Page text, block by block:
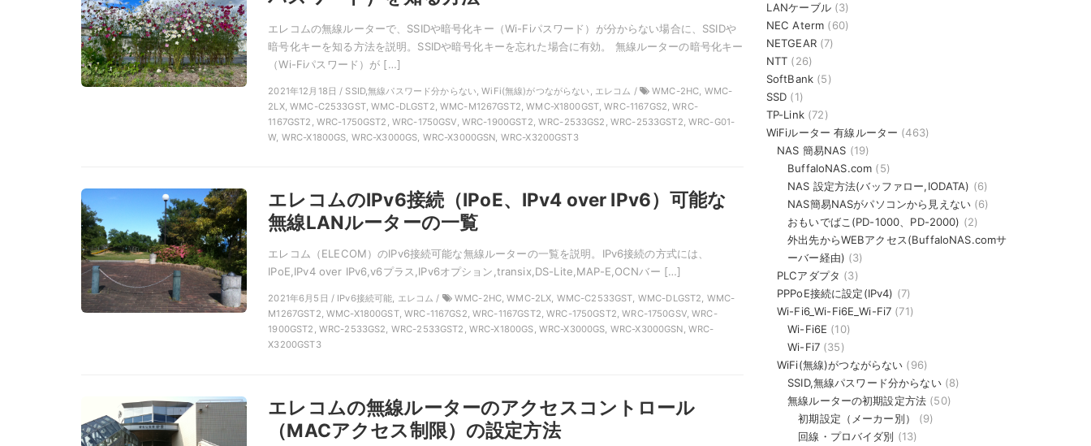
エレコムの無線ルーターで、SSIDや暗号化キー（Wi-Fiパスワード）が分からない場合に、SSIDや
暗号化キーを知る方法を説明。SSIDや暗号化キーを忘れた場合に有効。 無線ルーターの暗号化キー
（Wi-Fiパスワード）が […]
2021年12月18日 / SSID,無線パスワード分からない, WiFi(無線)がつながらない, エレコム /
WMC-2HC, WMC-
2LX, WMC-C2533GST, WMC-DLGST2, WMC-M1267GST2, WMC-X1800GST, WRC-1167GS2, WRC-
1167GST2, WRC-1750GST2, WRC-1750GSV, WRC-1900GST2, WRC-2533GS2, WRC-2533GST2, WRC-G01-
W, WRC-X1800GS, WRC-X3000GS, WRC-X3000GSN, WRC-X3200GST3
エレコムのIPv6接続（IPoE、IPv4 over IPv6）可能な
無線LANルーターの一覧
エレコム（ELECOM）のIPv6接続可能な無線ルーターの一覧を説明。IPv6接続の方式には、
IPoE,IPv4 over IPv6,v6プラス,IPv6オプション,transix,DS-Lite,MAP-E,OCNバー […]
2021年6月5日 / IPv6接続可能, エレコム /
WMC-2HC, WMC-2LX, WMC-C2533GST, WMC-DLGST2, WMC-
M1267GST2, WMC-X1800GST, WRC-1167GS2, WRC-1167GST2, WRC-1750GST2, WRC-1750GSV, WRC-
1900GST2, WRC-2533GS2, WRC-2533GST2, WRC-X1800GS, WRC-X3000GS, WRC-X3000GSN, WRC-
X3200GST3
エレコムの無線ルーターのアクセスコントロール
（MACアクセス制限）の設定方法
LANケーブル(3)
NEC Aterm (60)
NETGEAR(7)
NTT (26)
SoftBank (5)
SSD (1)
TP-Link(72)
WiFiルーター 有線ルーター (463)
NAS 簡易NAS (19)
BuffaloNAS.com (5)
NAS 設定方法(バッファロー,IODATA) (6)
NAS簡易NASがパソコンから見えない(6)
おもいでばこ(PD-1000、PD-2000) (2)
外出先からWEBアクセス(BuffaloNAS.comサ
ーバー経由) (3)
PLCアダプタ (3)
PPPoE接続に設定(IPv4) (7)
Wi-Fi6_Wi-Fi6E_Wi-Fi7 (71)
Wi-Fi6E (10)
Wi-Fi7 (35)
WiFi(無線)がつながらない (96)
SSID,無線パスワード分からない(8)
無線ルーターの初期設定方法 (50)
初期設定（メーカー別）
(9)
回線・プロバイダ別 (13)